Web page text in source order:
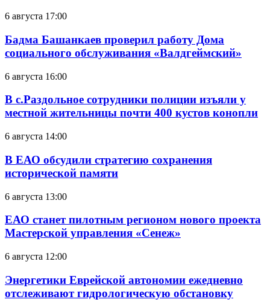
6 августа 17:00
Бадма Башанкаев проверил работу Дома
социального обслуживания «Валдгеймский»
6 августа 16:00
В с.Раздольное сотрудники полиции изъяли у
местной жительницы почти 400 кустов конопли
6 августа 14:00
В ЕАО обсудили стратегию сохранения
исторической памяти
6 августа 13:00
ЕАО станет пилотным регионом нового проекта
Мастерской управления «Сенеж»
6 августа 12:00
Энергетики Еврейской автономии ежедневно
отслеживают гидрологическую обстановку